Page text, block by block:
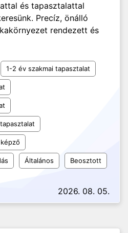
és tapasztalattal
Precíz, önálló
rendezett és
1-2 év szakmai tapasztalat
Általános Beosztott
2026. 08. 05.